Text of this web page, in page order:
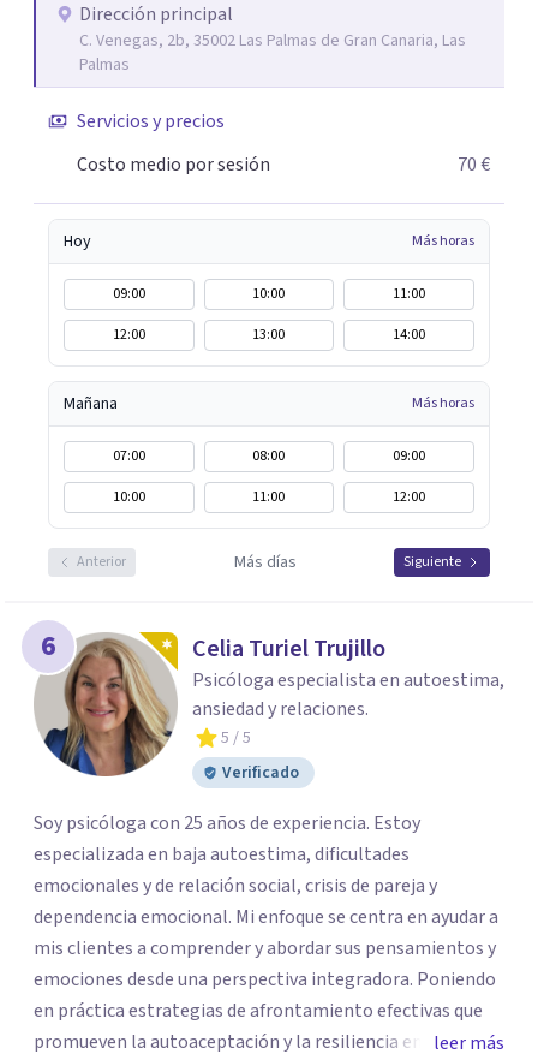
Dirección principal
C. Venegas, 2b, 35002 Las Palmas de Gran Canaria, Las
Palmas
Servicios y precios
Costo medio por sesión
70 €
Hoy Más horas
09:00 10:00
11:00
12:00
13:00 14:00
Mañana Más horas
07:00 08:00
09:00
10:00
11:00 12:00
Anterior Más días Siguiente
6 Celia Turiel Trujillo
Psicóloga especialista en autoestima,
ansiedad y relaciones.
5 / 5
Verificado
Soy psicóloga con 25 años de experiencia. Estoy
especializada en baja autoestima, dificultades
emocionales y de relación social, crisis de pareja y
dependencia emocional. Mi enfoque se centra en ayudar a
mis clientes a comprender y abordar sus pensamientos y
emociones desde una perspectiva integradora. Poniendo
en práctica estrategias de afrontamiento efectivas que
promueven la autoaceptación y la resiliencia emocional.
leer más